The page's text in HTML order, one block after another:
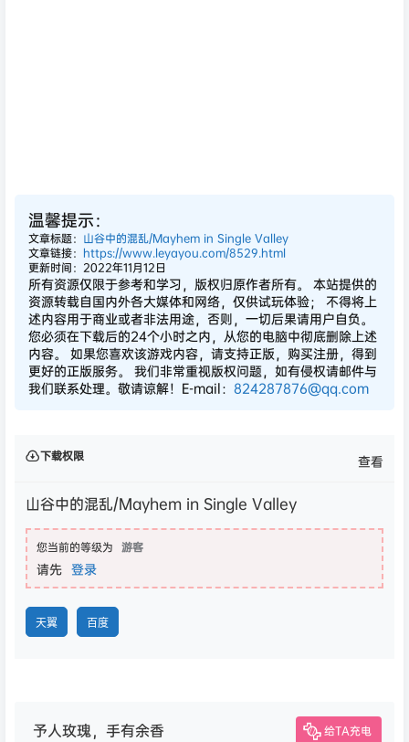
温馨提示：
文章标题： 山谷中的混乱/Mayhem in Single Valley
文章链接： https://www.leyayou.com/8529.html
更新时间：2022年11月12日
所有资源仅限于参考和学习，版权归原作者所有。 本站提供的
资源转载自国内外各大媒体和网络，仅供试玩体验； 不得将上
述内容用于商业或者非法用途，否则，一切后果请用户自负。
您必须在下载后的24个小时之内，从您的电脑中彻底删除上述
内容。 如果您喜欢该游戏内容，请支持正版，购买注册，得到
更好的正版服务。 我们非常重视版权问题，如有侵权请邮件与
我们联系处理。敬请谅解！E-mail： 824287876@qq.com
下载权限 查看
山谷中的混乱/Mayhem in Single Valley
您当前的等级为 游客
请先 登录
天翼 百度
予人玫瑰，手有余香 给TA充电